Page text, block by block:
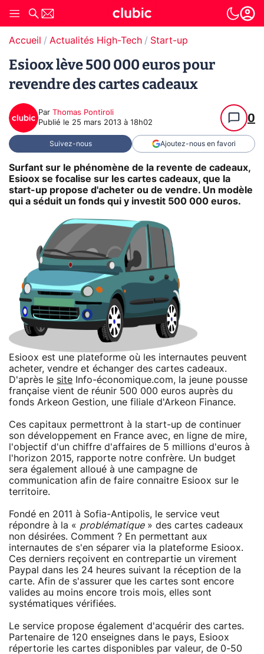
Accueil Actualités High-Tech Start-up
Esioox lève 500 000 euros pour
revendre des cartes cadeaux
Par Thomas Pontiroli
Publié le 25 mars 2013 à 18h02 0
Suivez-nous Ajoutez-nous en favori
Surfant sur le phénomène de la revente de cadeaux,
Esioox se focalise sur les cartes cadeaux, que la
start-up propose d'acheter ou de vendre. Un modèle
qui a séduit un fonds qui y investit 500 000 euros.
Esioox est une plateforme où les internautes peuvent
acheter, vendre et échanger des cartes cadeaux.
D'après le site Info-économique.com, la jeune pousse
française vient de réunir 500 000 euros auprès du
fonds Arkeon Gestion, une filiale d'Arkeon Finance.
Ces capitaux permettront à la start-up de continuer
son développement en France avec, en ligne de mire,
l'objectif d'un chiffre d'affaires de 5 millions d'euros à
l'horizon 2015, rapporte notre confrère. Un budget
sera également alloué à une campagne de
communication afin de faire connaitre Esioox sur le
territoire.
Fondé en 2011 à Sofia-Antipolis, le service veut
répondre à la « problématique» des cartes cadeaux
non désirées. Comment ? En permettant aux
internautes de s'en séparer via la plateforme Esioox.
Ces derniers reçoivent en contrepartie un virement
Paypal dans les 24 heures suivant la réception de la
carte. Afin de s'assurer que les cartes sont encore
valides au moins encore trois mois, elles sont
systématiques vérifiées.
Le service propose également d'acquérir des cartes.
Partenaire de 120 enseignes dans le pays, Esioox
répertorie les cartes disponibles par valeur, de 0-50